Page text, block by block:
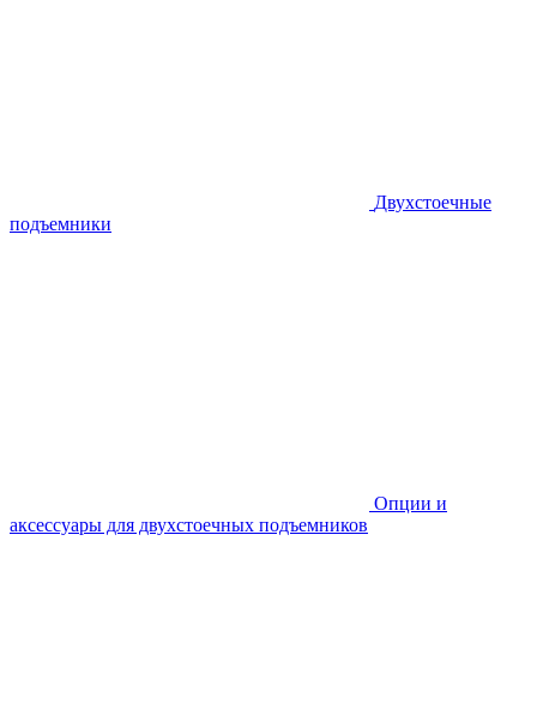
Двухстоечные
подъемники
Опции и
аксессуары для двухстоечных подъемников